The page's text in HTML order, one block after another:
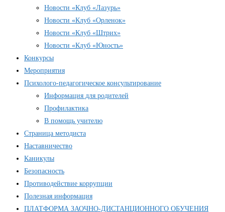
Новости «Клуб «Лазурь»
Новости «Клуб «Орленок»
Новости «Клуб «Штрих»
Новости «Клуб «Юность»
Конкурсы
Мероприятия
Психолого-педагогическое консультирование
Информация для родителей
Профилактика
В помощь учителю
Страница методиста
Наставничество
Каникулы
Безопасность
Противодействие коррупции
Полезная информация
ПЛАТФОРМА ЗАОЧНО-ДИСТАНЦИОННОГО ОБУЧЕНИЯ